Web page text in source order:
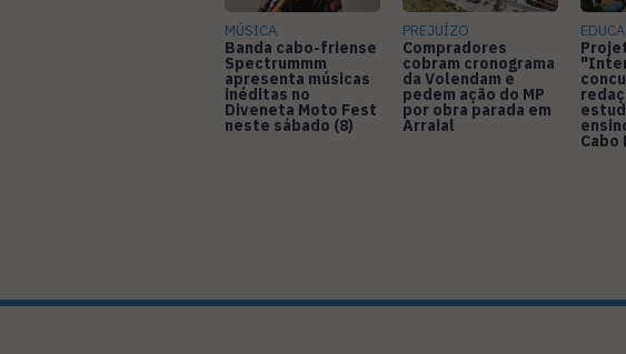
MÚSICA
Banda cabo-friense
Spectrummm
apresenta músicas
inéditas no
Diveneta Moto Fest
neste sábado (8)
PREJUÍZO
Compradores
cobram cronograma
da Volendam e
pedem ação do MP
por obra parada em
Arraial
Cabo